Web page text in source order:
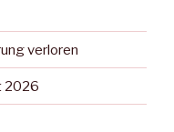
verloren
2026